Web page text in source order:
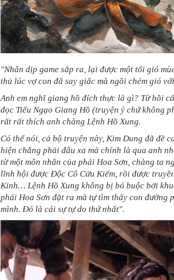
"Nhân dịp game sắp ra, lại được một tối gió
thủ lúc vợ con đã say giấc mà ngồi chém gió
Anh em nghĩ giang hồ đích thực là gì? Từ hồi
đọc Tiếu Ngạo Giang Hồ (truyện ý chứ không
rất rất thích anh chàng Lệnh Hồ Xung.
Có thể nói, cả bộ truyện này, Kim Dung đã đề
hiện chẳng phải đâu xa mà chính là qua anh
từ một môn nhân của phái Hoa Sơn, chàng ta
lĩnh hội được Độc Cô Cửu Kiếm, rồi được
Kinh… Lệnh Hồ Xung không bị bó buộc bởi
phái Hoa Sơn đặt ra mà tự tìm thấy con đường
mình. Đó là cái sự tự do thứ nhất".